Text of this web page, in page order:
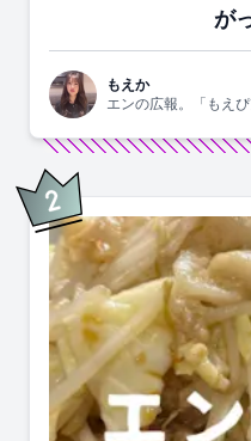
が
もえか
エンの広報。「もえ
2位